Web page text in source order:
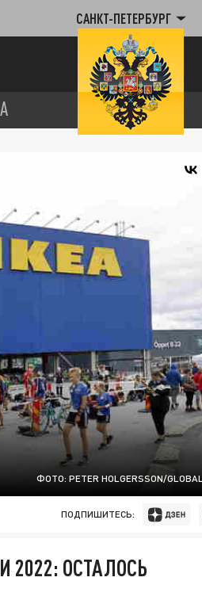
САНКТ-ПЕТЕРБУРГ
ФОТО: PETER HOLGERSSON/
ПОДПИШИТЕСЬ:
2022: ОСТАЛОСЬ